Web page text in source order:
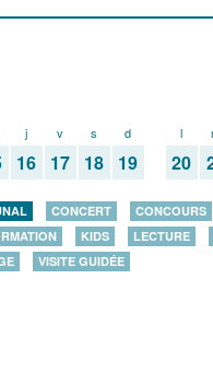
j
16
v
17
s
18
d
19
l
20
CONCERT CONCOURS
KIDS LECTURE
VISITE GUIDÉE